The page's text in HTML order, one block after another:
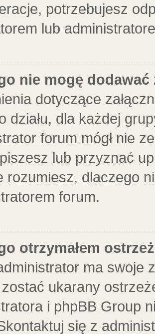
potrzebujesz
lub
nie mogę dodawać
dotyczące
działu, dla każdej
forum mógł nie
lub przyznać
rozumiesz, dlaczego
forum.
otrzymałem
ma swoje
zostać ukarany
i phpBB Group
się z